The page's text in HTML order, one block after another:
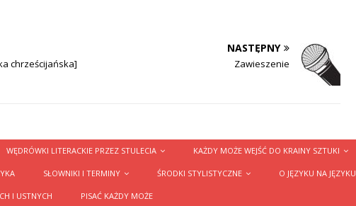
chrześcijańska]
NASTĘPNY
Zawieszenie
WĘDRÓWKI LITERACKIE PRZEZ STULECIA KAŻDY MOŻE WEJŚĆ DO KRAINY SZTUKI
SŁOWNIKI I TERMINY ŚRODKI STYLISTYCZNE O JĘZYKU NA JĘZYKU
I USTNYCH PISAĆ KAŻDY MOŻE